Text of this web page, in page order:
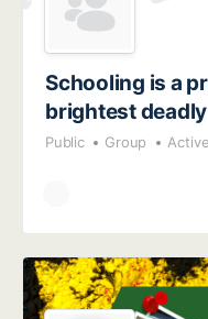
Schooling is a
brightest
Public Group